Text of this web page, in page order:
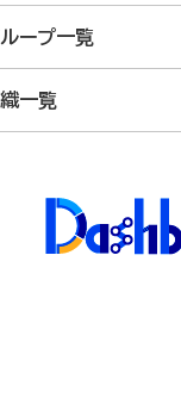
ープ一覧
一覧
統計「2-9 住
ータを参照し
能です